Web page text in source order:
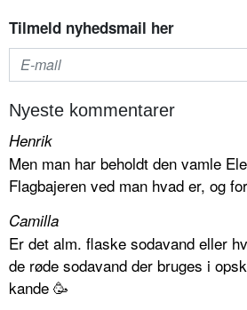
Tilmeld nyhedsmail her
Nyeste kommentarer
Henrik
Men man har beholdt den vamle
Flagbajeren ved man hvad er, og
Camilla
Er det alm. flaske sodavand eller
de røde sodavand der bruges i
kande 🥳